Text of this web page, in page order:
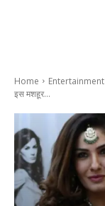
Home Entertainment
इस मशहूर...